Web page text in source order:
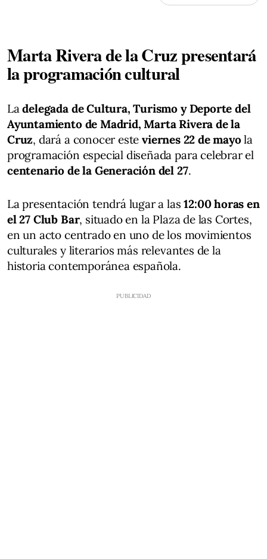
Marta Rivera de la Cruz presentará
la programación cultural
Ladelegada de Cultura, Turismo y Deporte del
Ayuntamiento de Madrid, Marta Rivera de la
Cruz, dará a conocer esteviernes 22 de mayola
programación especial diseñada para celebrar el
centenario de la Generación del 27.
La presentación tendrá lugar a las12:00 horas en
el 27 Club Bar, situado en la Plaza de las Cortes,
en un acto centrado en uno de los movimientos
culturales y literarios más relevantes de la
historia contemporánea española.